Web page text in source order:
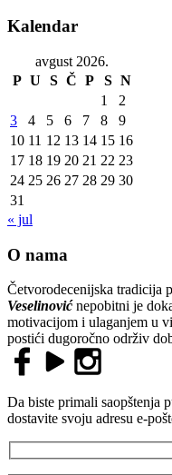
Kalendar
avgust 2026.
P U S Č P S N
1
2
3
4 5 6 7 8
9
10 11 12 13 14 15 16
17 18 19 20 21 22 23
24 25 26 27 28 29 30
31
« jul
O nama
Četvorodecenijska tradicija
Veselinovićnepobitni je
motivacijom i ulaganjem u
postići dugoročno održiv
Da biste primali saopštenja
dostavite svoju adresu e-